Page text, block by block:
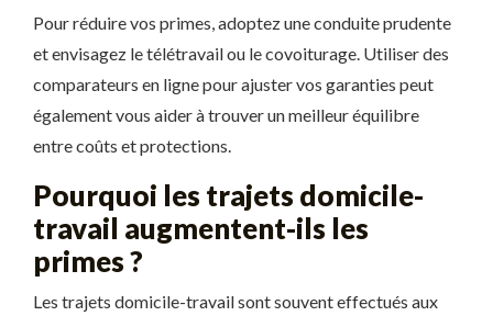
Pour réduire vos primes, adoptez une conduite prudente
et envisagez le télétravail ou le covoiturage. Utiliser des
comparateurs en ligne pour ajuster vos garanties peut
également vous aider à trouver un meilleur équilibre
entre coûts et protections.
Pourquoi les trajets domicile-
travail augmentent-ils les
primes ?
Les trajets domicile-travail sont souvent effectués aux